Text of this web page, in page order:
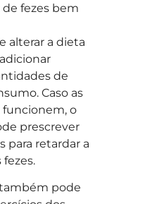
fezes bem
alterar a dieta
de
Caso as
funcionem, o
prescrever
para retardar a
fezes.
pode